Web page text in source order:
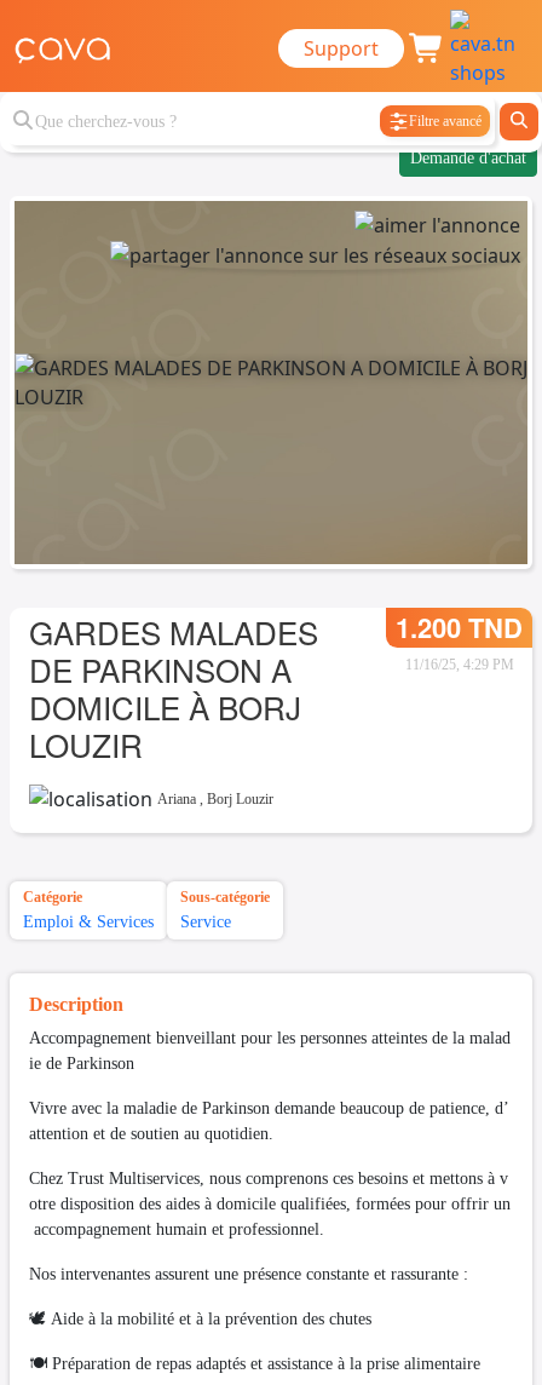
Support
Filtre avancé
Demande d'achat
GARDES MALADES
DE PARKINSON A
DOMICILE À BORJ
LOUZIR
1.200 TND
11/16/25, 4:29 PM
Ariana , Borj Louzir
Catégorie
Emploi & Services
Sous-catégorie
Service
Description
Accompagnement bienveillant pour les personnes atteintes de la malad
ie de Parkinson
Vivre avec la maladie de Parkinson demande beaucoup de patience, d’
attention et de soutien au quotidien.
Chez Trust Multiservices, nous comprenons ces besoins et mettons à v
otre disposition des aides à domicile qualifiées, formées pour offrir un
accompagnement humain et professionnel.
Nos intervenantes assurent une présence constante et rassurante :
🕊️ Aide à la mobilité et à la prévention des chutes
🍽️ Préparation de repas adaptés et assistance à la prise alimentaire